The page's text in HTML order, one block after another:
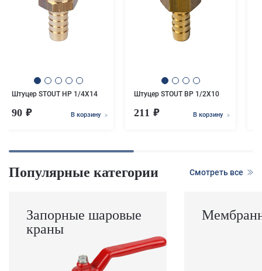
Штуцер STOUT НР 1/4X14
90 В корзину
Штуцер STOUT ВР 1/2X10
211 В корзину
Популярные категории Смотреть все
Запорные шаровые
краны